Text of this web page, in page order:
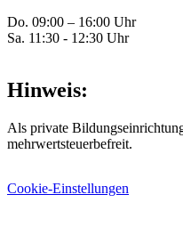
Do. 09:00 – 16:00 Uhr
Sa. 11:30 - 12:30 Uhr
Hinweis:
Als private
mehrwertsteuerbefreit.
Cookie-Einstellungen